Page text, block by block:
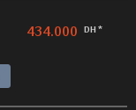
434.000 DH *